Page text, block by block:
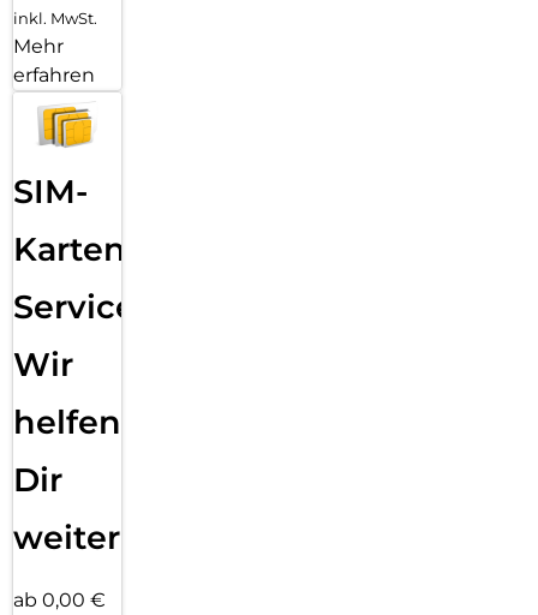
inkl. MwSt.
Mehr
erfahren
SIM-
Karten
Service:
Wir
helfen
Dir
weiter
ab 0,00 €